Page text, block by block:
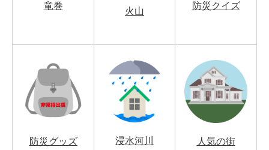
竜巻
火山
防災クイズ
防災グッズ 浸水河川 人気の街